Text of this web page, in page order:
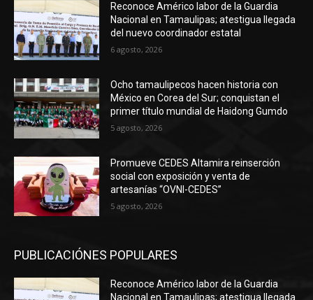
Reconoce Américo labor de la Guardia
Nacional en Tamaulipas; atestigua llegada
del nuevo coordinador estatal
6 agosto, 2026
Ocho tamaulipecos hacen historia con
México en Corea del Sur; conquistan el
primer título mundial de Haidong Gumdo
5 agosto, 2026
Promueve CEDES Altamira reinserción
social con exposición y venta de
artesanías “OVNI-CEDES”
5 agosto, 2026
PUBLICACIÓNES POPULARES
Reconoce Américo labor de la Guardia
Nacional en Tamaulipas; atestigua llegada